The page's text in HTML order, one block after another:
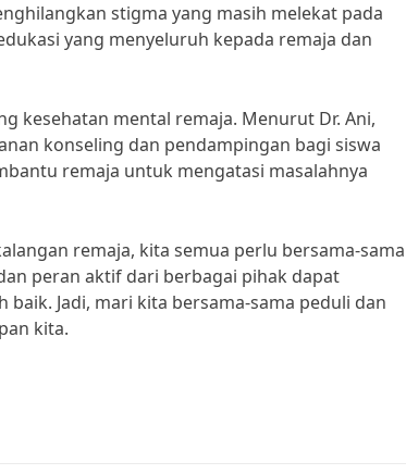
stigma yang masih melekat pada
yang menyeluruh kepada remaja dan
kesehatan mental remaja. Menurut Dr. Ani,
konseling dan pendampingan bagi siswa
remaja untuk mengatasi masalahnya
remaja, kita semua perlu bersama-sama
peran aktif dari berbagai pihak dapat
Jadi, mari kita bersama-sama peduli dan
kita.